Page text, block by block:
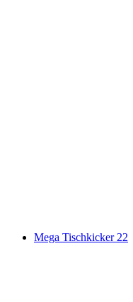
Mega Tischkicker 22